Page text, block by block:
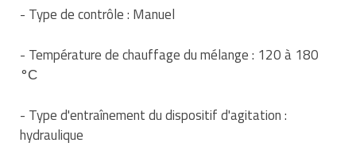
Vaisselle restaurant
Vitrines réfrigérées
- Type de contrôle : Manuel
- Température de chauffage du mélange : 120 à 180
°С
- Type d'entraînement du dispositif d'agitation :
hydraulique